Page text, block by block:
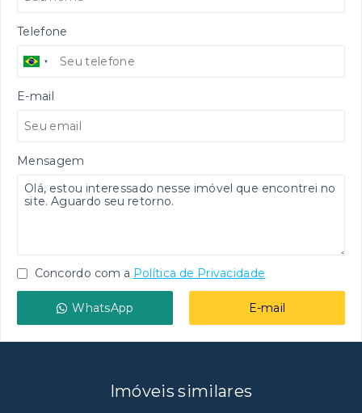
Telefone
E-mail
Mensagem
Concordo com a Política de Privacidade
WhatsApp E-mail
Imóveis similares